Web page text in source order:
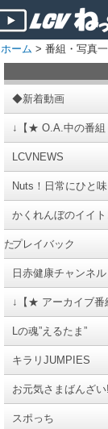
ホーム > 番組・写真
◆新着動画
↓【★ O.A.中の番
LCVNEWS
Nuts！日常にひと
かくれんぼのイイ
たプレイバック
日赤健康チャンネル
↓【★ アーカイブ
Lの魂”えるたま”
キラリJUMPIES
お元気さまばんざ
スポっち